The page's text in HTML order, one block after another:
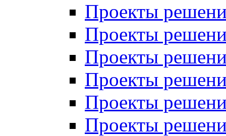
Проекты
Проекты
Проекты
Проекты
Проекты
Проекты